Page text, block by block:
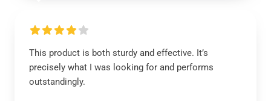
This product is both sturdy and effective. It’s
precisely what I was looking for and performs
outstandingly.